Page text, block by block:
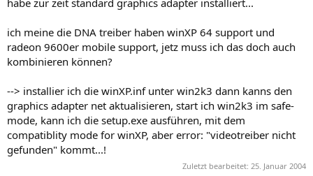
ich meine die DNA treiber haben winXP 64 support und
radeon 9600er mobile support, jetz muss ich das doch auch
kombinieren können?
--> installier ich die winXP.inf unter win2k3 dann kanns den
graphics adapter net aktualisieren, start ich win2k3 im safe-
mode, kann ich die setup.exe ausführen, mit dem
compatiblity mode for winXP, aber error: "videotreiber nicht
gefunden" kommt...!
Zuletzt bearbeitet: 25. Januar 2004